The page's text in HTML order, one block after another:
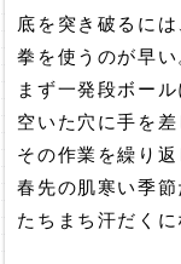
底を突き破るには
拳を使うのが早い
まず一発段ボール
空いた穴に手を差
その作業を繰り返
春先の肌寒い季節
たちまち汗だくに